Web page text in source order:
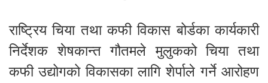
राष्ट्रिय चिया तथा कफी विकास बोर्डका कार्यकारी
निर्देशक शेषकान्त गौतमले मुलुकको चिया तथा
कफी उद्योगको विकासका लागि शेर्पाले गर्ने आरोहण